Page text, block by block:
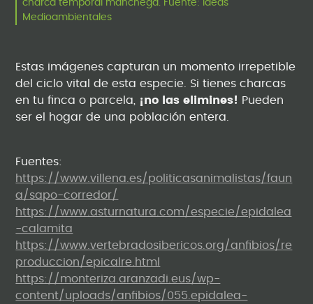
charca temporal manchega. Fuente: Ideas
Medioambientales
Estas imágenes capturan un momento irrepetible
del ciclo vital de esta especie. Si tienes charcas
en tu finca o parcela, ¡no las elimines! Pueden
ser el hogar de una población entera.
Fuentes:
https://www.villena.es/politicasanimalistas/faun
a/sapo-corredor/
https://www.asturnatura.com/especie/epidalea
-calamita
https://www.vertebradosibericos.org/anfibios/re
produccion/epicalre.html
https://monteriza.aranzadi.eus/wp-
content/uploads/anfibios/055.epidalea-